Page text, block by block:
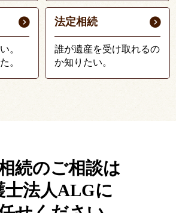
。
。
法定相続
誰が遺産を受け取れるの
か知りたい。
続のご相談は
士法人ALGに